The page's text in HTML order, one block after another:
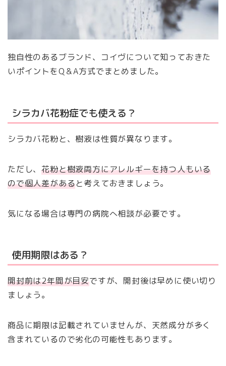
独自性のあるブランド、コイヴについて知っておきた
いポイントをQ＆A方式でまとめました。
シラカバ花粉症でも使える？
シラカバ花粉と、樹液は性質が異なります。
ただし、花粉と樹液両方にアレルギーを持つ人もいる
ので個人差があると考えておきましょう。
気になる場合は専門の病院へ相談が必要です。
使用期限はある？
開封前は2年間が目安ですが、開封後は早めに使い切り
ましょう。
商品に期限は記載されていませんが、天然成分が多く
含まれているので劣化の可能性もあります。